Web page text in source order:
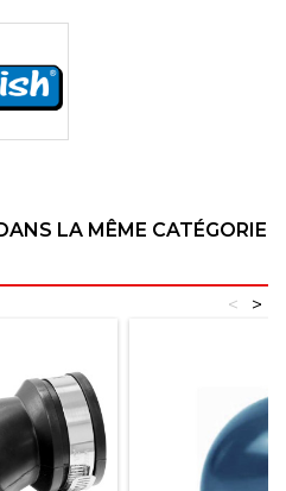
LA MÊME CATÉGORIE
>
<